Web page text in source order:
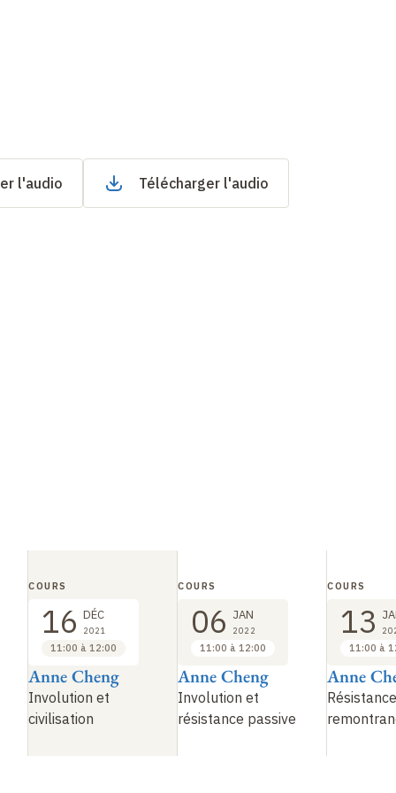
l'audio Télécharger l'audio
Involution et
civilisation
Anne Cheng
COURS
16 DÉC
2021
11:00 à 12:00
Involution et
résistance passive
Anne Cheng
COURS
06 JAN
2022
11:00 à 12:00
Anne
COURS
13
11:00 à